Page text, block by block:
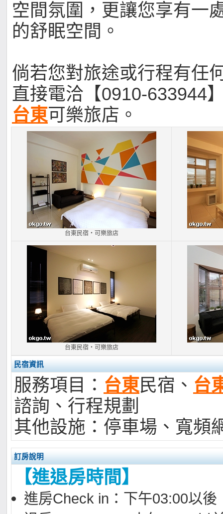
空間氛圍，更讓您享有一
的舒眠空間。
倘若您對旅途或行程有任
直接電洽【0910-633944
台東可樂旅店。
台東民宿‧可樂旅店
台東民宿‧可樂旅店
民宿資訊
服務項目： 台東民宿、 台
諮詢、行程規劃
其他設施：停車場、寬頻
訂房說明
【進退房時間】
進房Check in：下午03:00以後